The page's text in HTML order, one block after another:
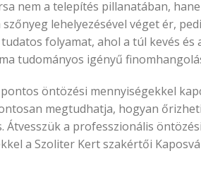
nem a telepítés pillanatában,
lehelyezésével véget ér,
folyamat, ahol a túl kevés
tudományos igényű
öntözési mennyiségekkel
megtudhatja, hogyan
Átvesszük a professzionális
a Szoliter Kert szakértői